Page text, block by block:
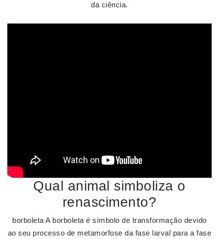
da ciência.
Qual animal simboliza o
renascimento?
borboleta A borboleta é símbolo de transformação devido
ao seu processo de metamorfose da fase larval para a fase